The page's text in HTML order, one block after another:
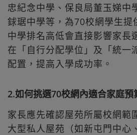
忠紀念中學、保良局董玉娣中
銶琚中學等，為70校網學生提
中學排名高低會直接影響家長
在「自行分配學位」及「統一
配置，提高入學成功率。
2.如何挑選70校網內適合家庭預
家長應先確認屋苑所屬校網範
大型私人屋苑（如新屯門中心